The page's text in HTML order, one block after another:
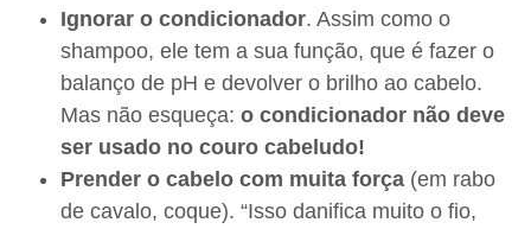
Ignorar o condicionador. Assim como o
shampoo, ele tem a sua função, que é fazer o
balanço de pH e devolver o brilho ao cabelo.
Mas não esqueça:o condicionador não deve
ser usado no couro cabeludo!
Prender o cabelo com muita força (em rabo
de cavalo, coque). “Isso danifica muito o fio,